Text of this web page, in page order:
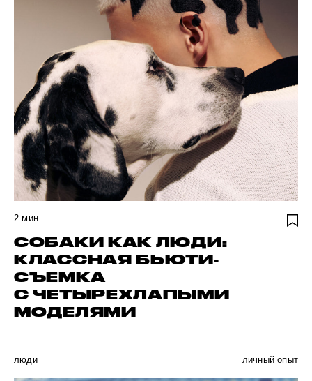
2 мин
СОБАКИ КАК ЛЮДИ:
КЛАССНАЯ БЬЮТИ-
СЪЕМКА
С ЧЕТЫРЕХЛАПЫМИ
МОДЕЛЯМИ
люди личный опыт